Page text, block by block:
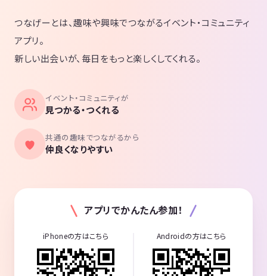
つなげーとは、趣味や興味でつながるイベント・コミュニティ
アプリ。
新しい出会いが、毎日をもっと楽しくしてくれる。
イベント・コミュニティが
見つかる・つくれる
共通の趣味でつながるから
仲良くなりやすい
アプリでかんたん参加！
iPhoneの方はこちら Androidの方はこちら